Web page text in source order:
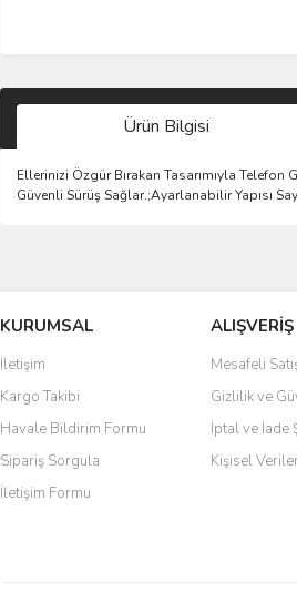
Ürün Bilgisi
Ellerinizi Özgür Bırakan Tasarımıyla
Güvenli Sürüş Sağlar.;Ayarlanabilir Yapısı
Ürün resmi kalitesiz, bozuk veya
Ürün açıklamasında eksik bilgiler
Ürün bilgilerinde hatalar bulunuyor.
Ürün fiyatı diğer sitelerden daha
Bu ürüne benzer farklı alternatifler
KURUMSAL
İletişim
Kargo Takibi
Havale Bildirim Formu
Sipariş Sorgula
İletişim Formu
ALIŞVERİŞ
Mesafeli
Gizlilik ve
İptal ve İade
Kişisel